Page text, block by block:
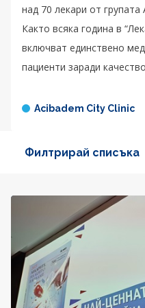
над 70 лекари от
Както всяка година в
включват единствено
пациенти заради
Acibadem City Clinic
Филтрирай списъка